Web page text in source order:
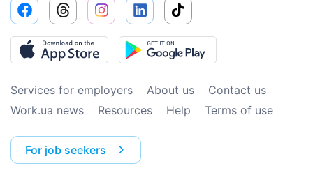
Services for employers About us
Contact us
Work.ua news
Resources Help Terms of use
For job seekers